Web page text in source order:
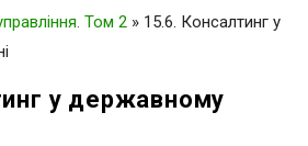
Том 2 » 15.6. Консалтинг у
у державному